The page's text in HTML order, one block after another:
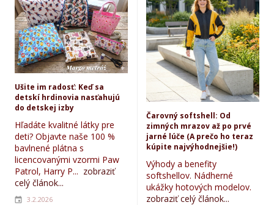
Ušite im radosť: Keď sa
detskí hrdinovia nasťahujú
do detskej izby
Hľadáte kvalitné látky pre
deti? Objavte naše 100 %
bavlnené plátna s
licencovanými vzormi Paw
Patrol, Harry P... zobraziť
celý článok...
3.2.2026
Čarovný softshell: Od
zimných mrazov až po prvé
jarné lúče (A prečo ho teraz
kúpite najvýhodnejšie!)
Výhody a benefity
softshellov. Nádherné
ukážky hotových modelov.
zobraziť celý článok...